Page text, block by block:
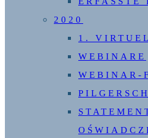
2020
1.
WEBINARE
WEBINAR-